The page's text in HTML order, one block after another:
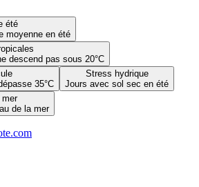
été
moyenne en été
descend pas sous 20°C
35°C
Stress hydrique
Jours avec sol sec en été
de la mer